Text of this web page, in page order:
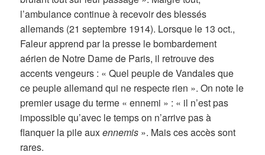
l’ambulance continue à recevoir des blessés
allemands (21 septembre 1914). Lorsque le 13 oct.,
Faleur apprend par la presse le bombardement
aérien de Notre Dame de Paris, il retrouve des
accents vengeurs : « Quel peuple de Vandales que
ce peuple allemand qui ne respecte rien ». On note le
premier usage du terme « ennemi » : « il n’est pas
impossible qu’avec le temps on n’arrive pas à
flanquer la pile auxennemis ». Mais ces accès sont
rares.